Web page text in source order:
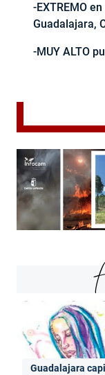
-EXTREMO
Guadalajara,
-MUY ALTO
Guadalajara